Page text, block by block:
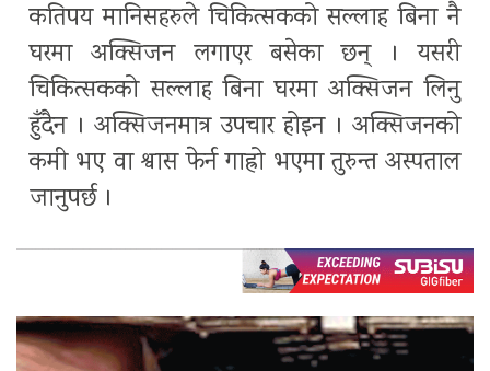
कतिपय मानिसहरुले चिकित्सकको सल्लाह बिना नै
घरमा अक्सिजन लगाएर बसेका छन् । यसरी
चिकित्सकको सल्लाह बिना घरमा अक्सिजन लिनु
हुँदैन । अक्सिजनमात्र उपचार होइन । अक्सिजनको
कमी भए वा श्वास फेर्न गाह्रो भएमा तुरुन्त अस्पताल
जानुपर्छ ।